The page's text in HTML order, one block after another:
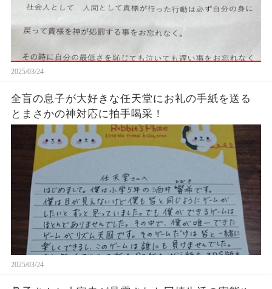
2025/03/24
全盲の息子が大好きな任天堂にお礼の手紙を送る
とまさかの神対応に拍手喝采！
2025/03/24